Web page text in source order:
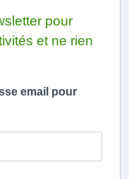
pour
et ne rien
email pour